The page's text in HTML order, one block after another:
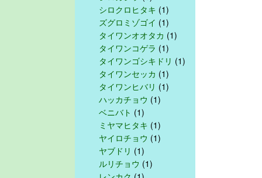
シロクロヒタキ (1)
ズグロミゾゴイ (1)
タイワンオオタカ (1)
タイワンコゲラ (1)
タイワンゴシキドリ (1)
タイワンセッカ (1)
タイワンヒバリ (1)
ハッカチョウ (1)
ベニバト (1)
ミヤマヒタキ (1)
ヤイロチョウ (1)
ヤブドリ (1)
ルリチョウ (1)